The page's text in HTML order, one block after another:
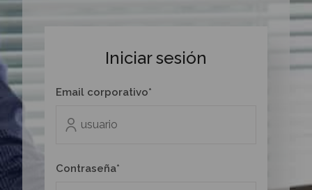
Iniciar sesión
Email corporativo*
Contraseña*